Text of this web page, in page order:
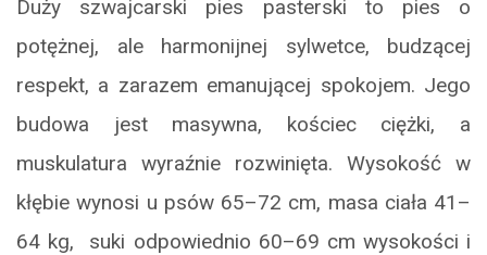
Duży szwajcarski pies pasterski to pies o
potężnej, ale harmonijnej sylwetce, budzącej
respekt, a zarazem emanującej spokojem. Jego
budowa jest masywna, kościec ciężki, a
muskulatura wyraźnie rozwinięta. Wysokość w
kłębie wynosi u psów 65–72 cm, masa ciała 41–
64 kg, suki odpowiednio 60–69 cm wysokości i